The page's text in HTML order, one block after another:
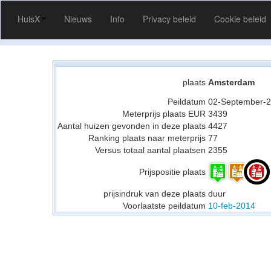
HuisX Nieuws Info Privacy beleid Cookie beleid
plaats Amsterdam
Peildatum 02-September-
Meterprijs plaats EUR 3439
Aantal huizen gevonden in deze plaats 4427
Ranking plaats naar meterprijs 77
Versus totaal aantal plaatsen 2355
Prijspositie plaats
prijsindruk van deze plaats duur
Voorlaatste peildatum 10-feb-2014